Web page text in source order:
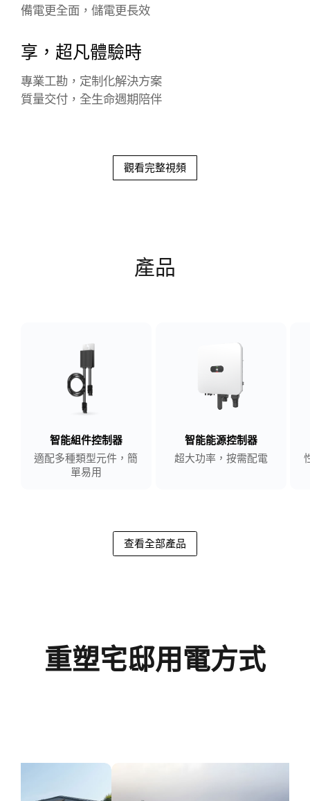
備電更全面，儲電更長效
享，超凡體驗時
專業工勘，定制化解決方案
質量交付，全生命週期陪伴
觀看完整視頻
產品
智能組件控制器
適配多種類型元件，簡
單易用
智能能源控制器
超大功率，按需配電
查看全部產品
重塑宅邸用電方式